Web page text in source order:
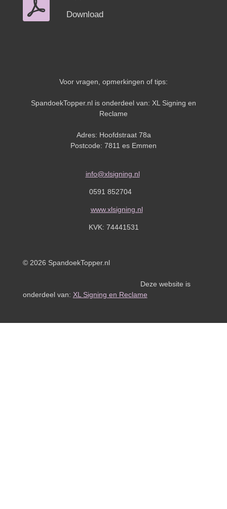
Download
Voor vragen, opmerkingen of tips:
SpandoekTopper.nl is onderdeel van: XL Signing en
Reclame
Adres: Hoofdstraat 78a
Postcode: 7811 es Emmen
info@xlsigning.nl
0591 852704
www.xlsigning.nl
KVK: 74441531
© 2026 SpandoekTopper.nl
Deze website is
onderdeel van: XL Signing en Reclame